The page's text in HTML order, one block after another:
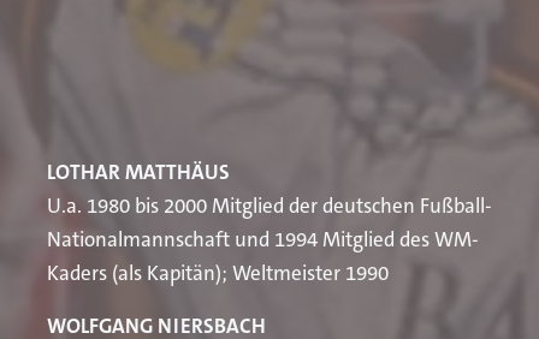
LOTHAR MATTHÄUS
U.a. 1980 bis 2000 Mitglied der deutschen Fußball-
Nationalmannschaft und 1994 Mitglied des WM-
Kaders (als Kapitän); Weltmeister 1990
WOLFGANG NIERSBACH